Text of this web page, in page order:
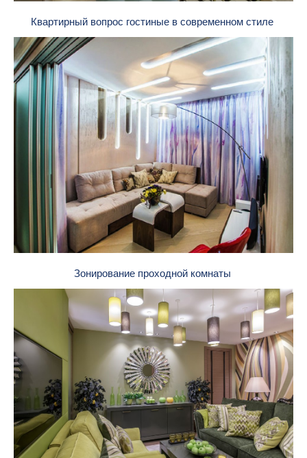
Квартирный вопрос гостиные в современном стиле
Зонирование проходной комнаты